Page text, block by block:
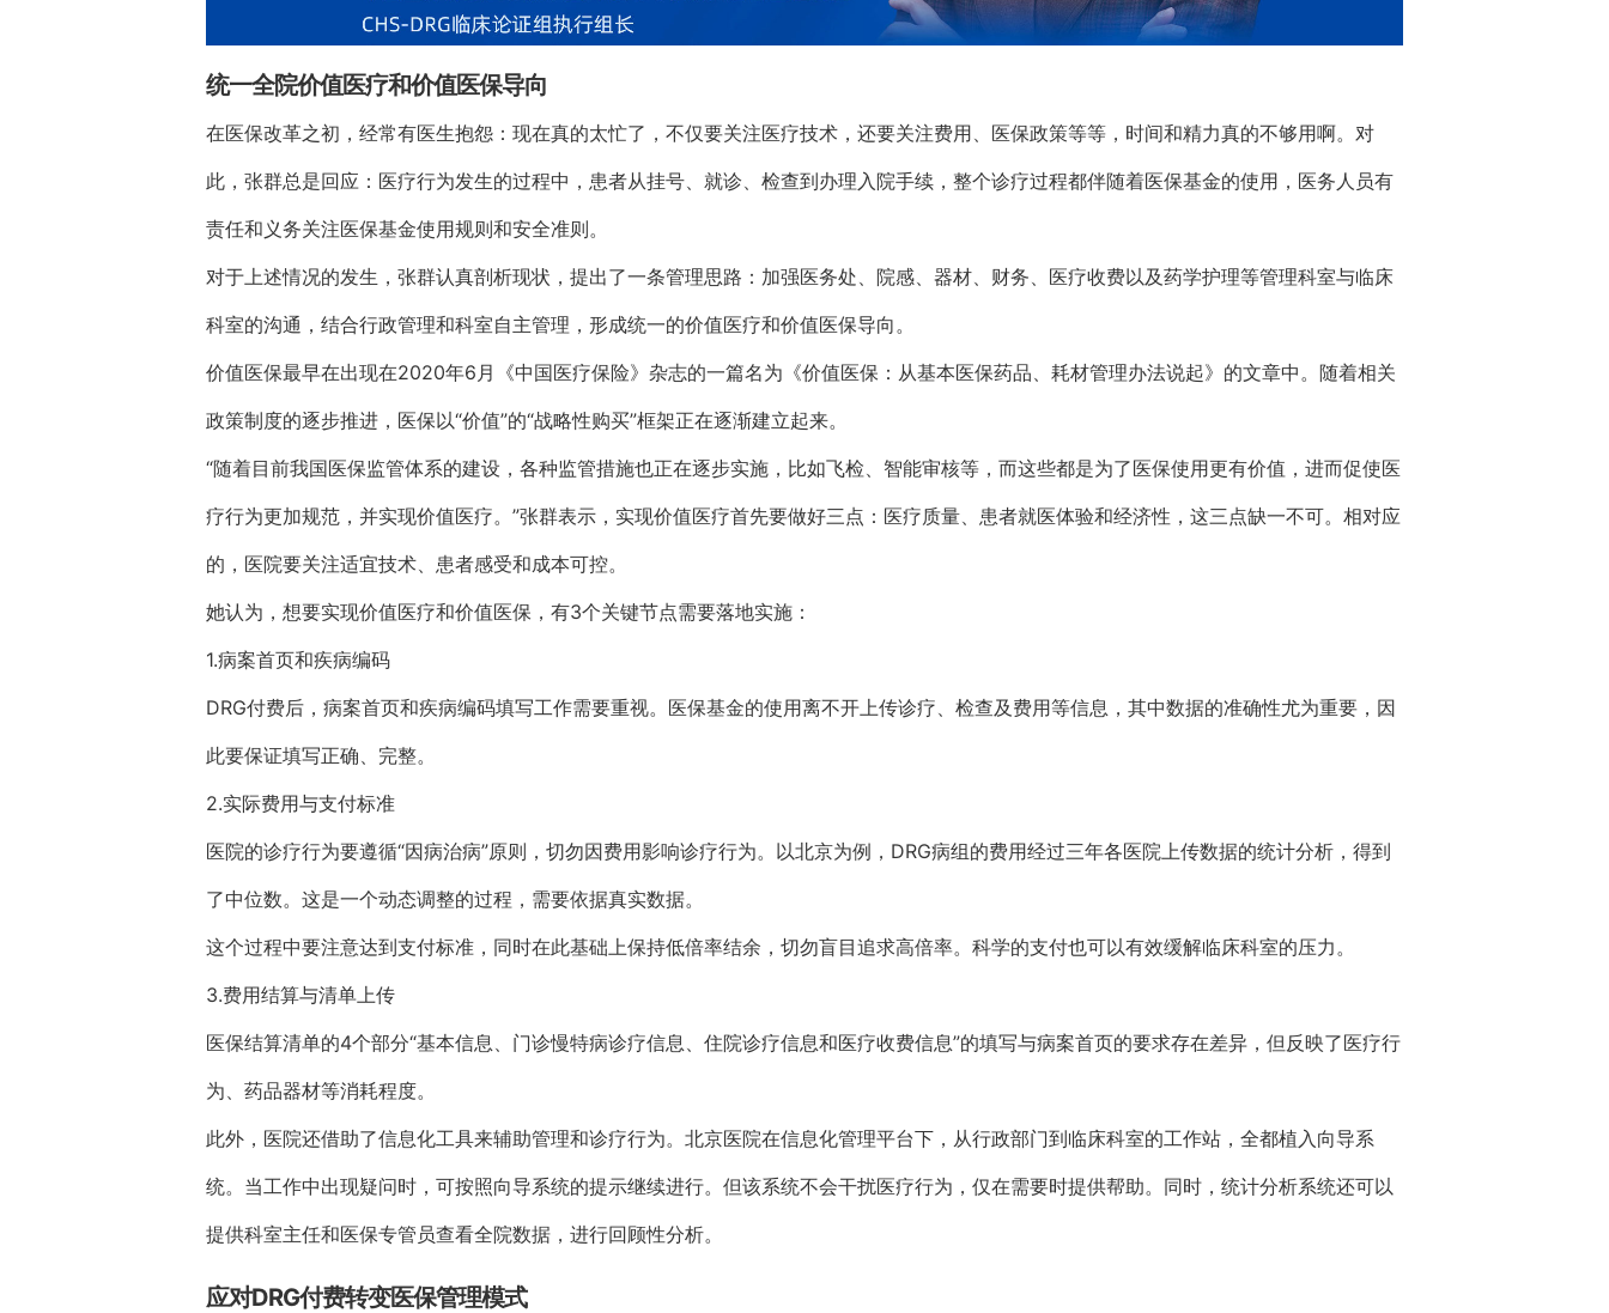
统一全院价值医疗和价值医保导向
在医保改革之初，经常有医生抱怨：现在真的太忙了，不仅要关注医疗技术，还要关注费用、医保政策等等，时间和精力真的不够用啊。对
此，张群总是回应：医疗行为发生的过程中，患者从挂号、就诊、检查到办理入院手续，整个诊疗过程都伴随着医保基金的使用，医务人员有
责任和义务关注医保基金使用规则和安全准则。
对于上述情况的发生，张群认真剖析现状，提出了一条管理思路：加强医务处、院感、器材、财务、医疗收费以及药学护理等管理科室与临床
科室的沟通，结合行政管理和科室自主管理，形成统一的价值医疗和价值医保导向。
价值医保最早在出现在2020年6月《中国医疗保险》杂志的一篇名为《价值医保：从基本医保药品、耗材管理办法说起》的文章中。随着相关
政策制度的逐步推进，医保以“价值”的“战略性购买”框架正在逐渐建立起来。
“随着目前我国医保监管体系的建设，各种监管措施也正在逐步实施，比如飞检、智能审核等，而这些都是为了医保使用更有价值，进而促使医
疗行为更加规范，并实现价值医疗。”张群表示，实现价值医疗首先要做好三点：医疗质量、患者就医体验和经济性，这三点缺一不可。相对应
的，医院要关注适宜技术、患者感受和成本可控。
她认为，想要实现价值医疗和价值医保，有3个关键节点需要落地实施：
1.病案首页和疾病编码
DRG付费后，病案首页和疾病编码填写工作需要重视。医保基金的使用离不开上传诊疗、检查及费用等信息，其中数据的准确性尤为重要，因
此要保证填写正确、完整。
2.实际费用与支付标准
医院的诊疗行为要遵循“因病治病”原则，切勿因费用影响诊疗行为。以北京为例，DRG病组的费用经过三年各医院上传数据的统计分析，得到
了中位数。这是一个动态调整的过程，需要依据真实数据。
这个过程中要注意达到支付标准，同时在此基础上保持低倍率结余，切勿盲目追求高倍率。科学的支付也可以有效缓解临床科室的压力。
3.费用结算与清单上传
医保结算清单的4个部分“基本信息、门诊慢特病诊疗信息、住院诊疗信息和医疗收费信息”的填写与病案首页的要求存在差异，但反映了医疗行
为、药品器材等消耗程度。
此外，医院还借助了信息化工具来辅助管理和诊疗行为。北京医院在信息化管理平台下，从行政部门到临床科室的工作站，全都植入向导系
统。当工作中出现疑问时，可按照向导系统的提示继续进行。但该系统不会干扰医疗行为，仅在需要时提供帮助。同时，统计分析系统还可以
提供科室主任和医保专管员查看全院数据，进行回顾性分析。
应对DRG付费转变医保管理模式